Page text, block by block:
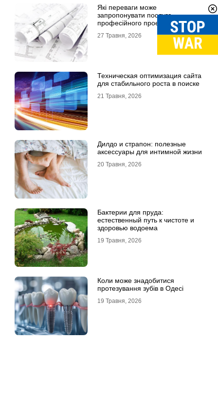
Які переваги може
запропонувати послуга
професійного проєктування
27 Травня, 2026
Техническая оптимизация сайта
для стабильного роста в поиске
21 Травня, 2026
Дилдо и страпон: полезные
аксессуары для интимной жизни
20 Травня, 2026
Бактерии для пруда:
естественный путь к чистоте и
здоровью водоема
19 Травня, 2026
Коли може знадобитися
протезування зубів в Одесі
19 Травня, 2026